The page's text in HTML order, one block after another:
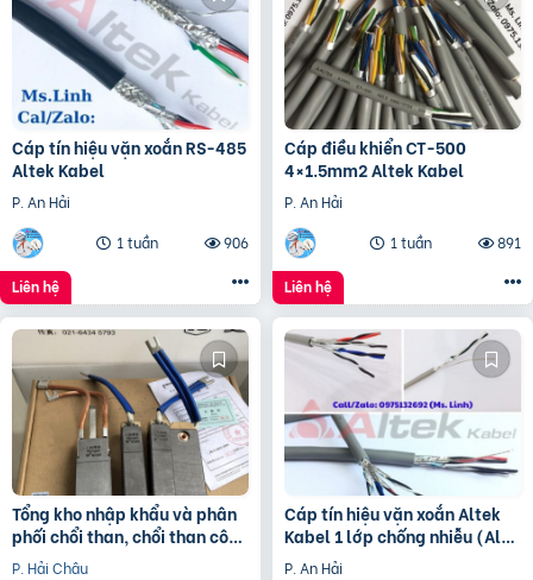
Cáp tín hiệu vặn xoắn RS-485
Altek Kabel
P. An Hải
1 tuần
906
Liên hệ
Cáp điều khiển CT-500
4×1.5mm2 Altek Kabel
P. An Hải
1 tuần
891
Liên hệ
Tổng kho nhập khẩu và phân
phối chổi than, chổi than công
nghiệp
P. Hải Châu
Cáp tín hiệu vặn xoắn Altek
Kabel 1 lớp chống nhiễu (Al
Foil)
P. An Hải